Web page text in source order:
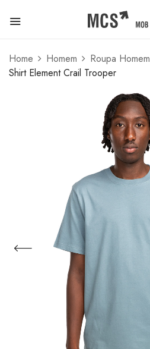
Home Homem Roupa Homem
Shirt Element Crail Trooper